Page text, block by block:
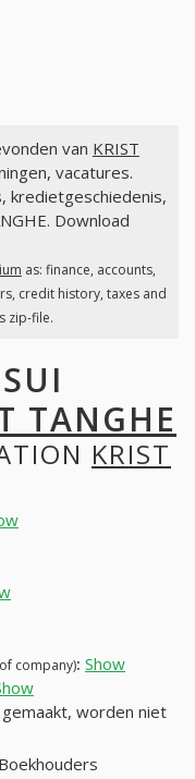
van KRIST
vacatures.
kredietgeschiedenis,
Download
as: finance, accounts,
credit history, taxes and
zip-file.
TANGHE
KRIST
company): Show
worden niet
Boekhouders